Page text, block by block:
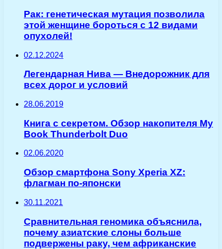
Рак: генетическая мутация позволила
этой женщине бороться с 12 видами
опухолей!
02.12.2024
Легендарная Нива — Внедорожник для
всех дорог и условий
28.06.2019
Книга с секретом. Обзор накопителя My
Book Thunderbolt Duo
02.06.2020
Обзор смартфона Sony Xperia XZ:
флагман по-японски
30.11.2021
Сравнительная геномика объяснила,
почему азиатские слоны больше
подвержены раку, чем африканские